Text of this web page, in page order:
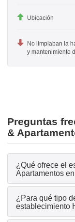
Ubicación
No limpiaban la
y mantenimiento
Preguntas
&
¿Qué ofrece el
Apartamentos
¿Para qué tipo
establecimiento